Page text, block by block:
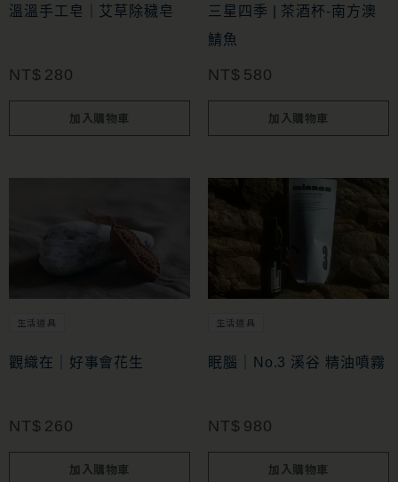
溫溫手工皂｜艾草除穢皂
NT$ 280
加入購物車
三星四季 | 茶酒杯-南方澳
鯖魚
NT$ 580
加入購物車
生活道具
觀織在｜好事會花生
NT$ 260
加入購物車
生活道具
眠腦｜No.3 溪谷 精油噴霧
NT$ 980
加入購物車